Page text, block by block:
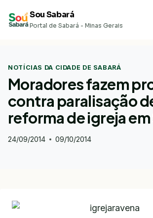
para
Sou Sabará
Portal de Sabará - Minas Gerais
NOTÍCIAS DA CIDADE DE SABARÁ
Moradores fazem
contra paralisação
reforma de igreja em
24/09/2014 09/10/2014